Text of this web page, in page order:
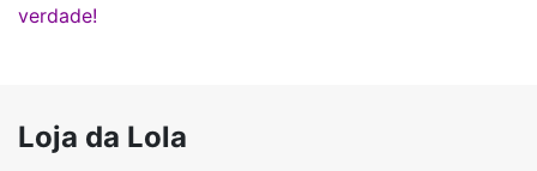
verdade!
Loja da Lola